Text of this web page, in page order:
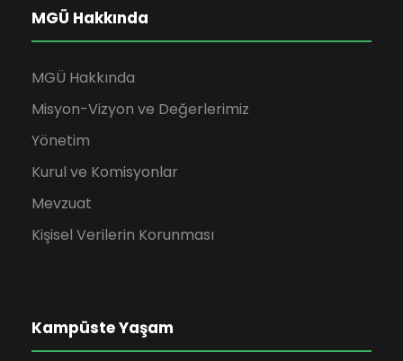
MGÜ Hakkında
MGÜ Hakkında
Misyon-Vizyon ve Değerlerimiz
Yönetim
Kurul ve Komisyonlar
Mevzuat
Kişisel Verilerin Korunması
Kampüste Yaşam